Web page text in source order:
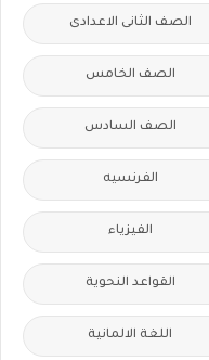
الصف الثانى الاعدادى
الصف الخامس
الصف السادس
الفرنسيه
الفيزياء
القواعد النحوية
اللغة الالمانية